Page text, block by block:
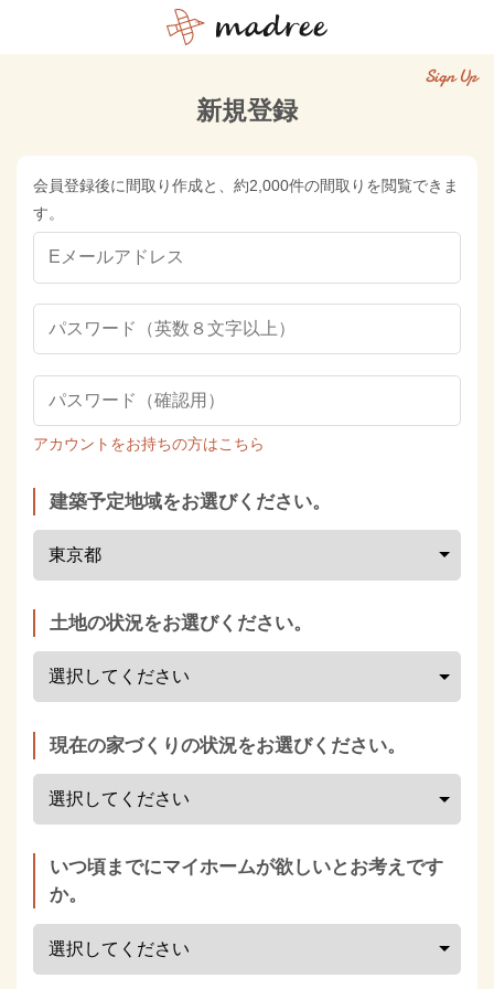
Sign Up
新規登録
会員登録後に間取り作成と、約2,000件の間取りを閲覧できま
す。
アカウントをお持ちの方はこちら
建築予定地域をお選びください。
土地の状況をお選びください。
現在の家づくりの状況をお選びください。
いつ頃までにマイホームが欲しいとお考えです
か。